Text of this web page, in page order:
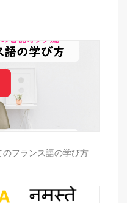
フランス語の学び方